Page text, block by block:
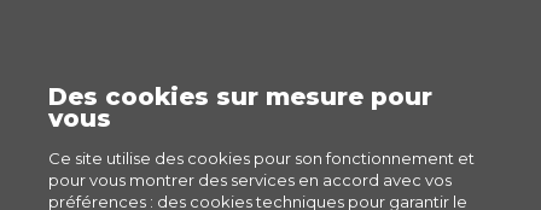
Des cookies sur mesure pour
vous
Ce site utilise des cookies pour son fonctionnement et
pour vous montrer des services en accord avec vos
préférences : des cookies techniques pour garantir le